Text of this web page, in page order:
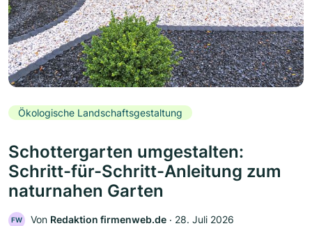
Ökologische Landschaftsgestaltung
Schottergarten umgestalten:
Schritt-für-Schritt-Anleitung zum
naturnahen Garten
FW Von Redaktion firmenweb.de ‧ 28. Juli 2026